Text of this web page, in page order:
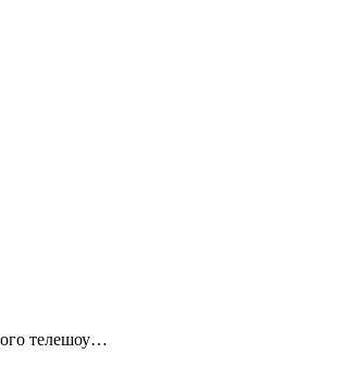
телешоу…